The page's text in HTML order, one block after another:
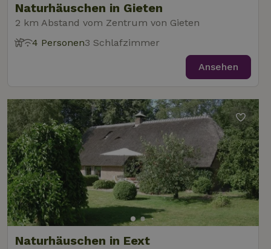
Naturhäuschen in Gieten
2 km Abstand vom Zentrum von Gieten
4 Personen3 Schlafzimmer
Ansehen
Naturhäuschen in Eext